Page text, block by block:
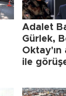
Adalet
Gürlek,
Oktay'ın
ile